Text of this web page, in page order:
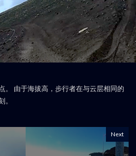
。 由于海拔高，步行者在与云层相同的
。
Next